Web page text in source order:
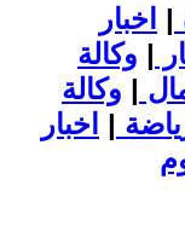
| اخبار
| وكالة
| وكالة
| اخبار